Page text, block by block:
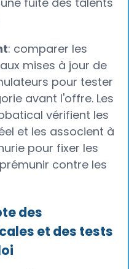
: comparer les
mises à jour de
pour tester
avant l'offre. Les
vérifient les
et les associent à
pour fixer les
contre les
des
et des tests